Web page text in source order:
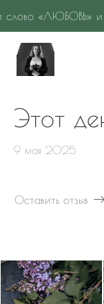
и получи
Этот
9 мая 2025
Оставить отзыв